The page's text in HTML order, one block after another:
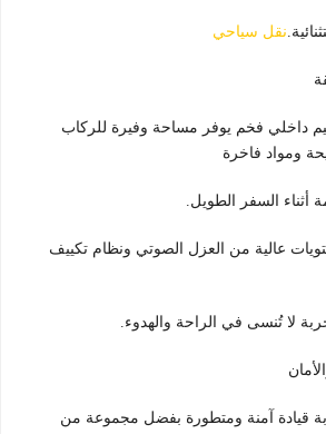
نقل سياحي
داخلي فخم يوفر مساحة وفيرة للركاب
ومواد فاخرة
أثناء السفر الطويل.
عالية من العزل الصوتي ونظام تكييف
لا تُنسى في الراحة والهدوء.
قيادة آمنة ومتطورة بفضل مجموعة من